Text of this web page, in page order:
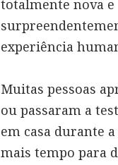
totalmente nova e
experiência
Muitas pessoas
ou passaram a
em casa durante
mais tempo para